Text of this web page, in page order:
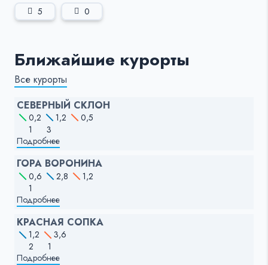
5 0
Ближайшие курорты
Все курорты
СЕВЕРНЫЙ СКЛОН
0,2 1,2
0,5
1
3
Подробнее
ГОРА ВОРОНИНА
0,6 2,8
1,2
1
Подробнее
КРАСНАЯ СОПКА
1,2
3,6
2
1
Подробнее